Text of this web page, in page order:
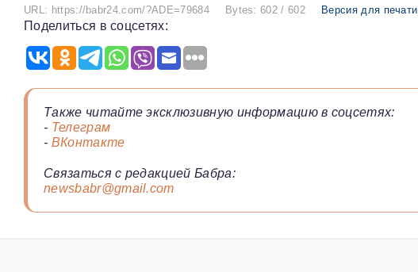
URL: https://babr24.com/?ADE=79684 Bytes: 602 / 602 Версия для печати
Поделиться в соцсетях:
Также читайте эксклюзивную информацию в соцсетях:
- Телеграм
- ВКонтакте
Связаться с редакцией Бабра:
newsbabr@gmail.com